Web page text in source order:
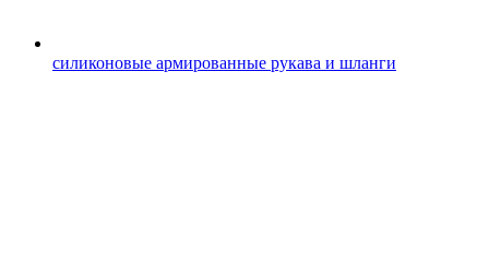
силиконовые армированные рукава и шланги